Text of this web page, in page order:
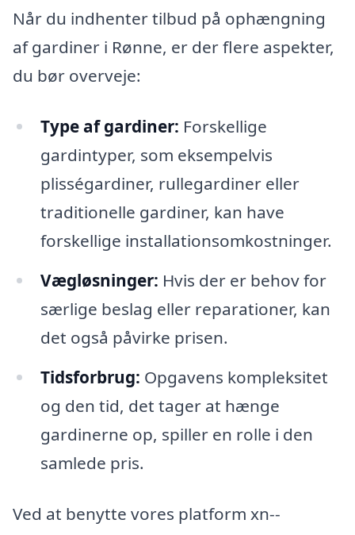
Når du indhenter tilbud på ophængning
af gardiner i Rønne, er der flere aspekter,
du bør overveje:
Type af gardiner: Forskellige
gardintyper, som eksempelvis
plisségardiner, rullegardiner eller
traditionelle gardiner, kan have
forskellige installationsomkostninger.
Vægløsninger: Hvis der er behov for
særlige beslag eller reparationer, kan
det også påvirke prisen.
Tidsforbrug: Opgavens kompleksitet
og den tid, det tager at hænge
gardinerne op, spiller en rolle i den
samlede pris.
Ved at benytte vores platform xn--